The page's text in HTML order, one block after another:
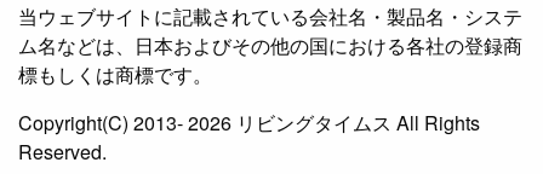
当ウェブサイトに記載されている会社名・製品名・システ
ム名などは、日本およびその他の国における各社の登録商
標もしくは商標です。
Copyright(C) 2013- 2026 リビングタイムス All Rights
Reserved.